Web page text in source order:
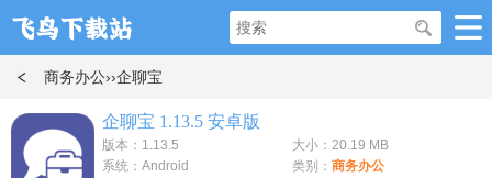
商务办公››企聊宝
企聊宝 1.13.5 安卓版
版本：1.13.5
大小：20.19 MB
系统：Android
类别： 商务办公